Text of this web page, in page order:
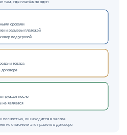
там, где платёж не один
сроками
и размеры платежей
под угрозой
товара
договоре
после
не является
полностью, он находится в залоге
не отменили это правило в договоре